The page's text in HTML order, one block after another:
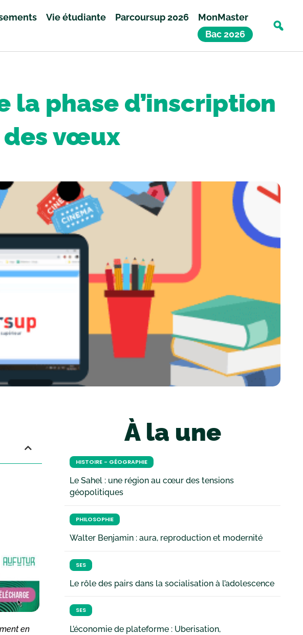
Vie étudiante Parcoursup 2026
MonMaster
Bac 2026
la phase d’inscription
vœux
en
À la une
HISTOIRE - GÉOGRAPHIE
Le Sahel : une région au cœur des tensions
géopolitiques
PHILOSOPHIE
Walter Benjamin : aura, reproduction et modernité
SES
Le rôle des pairs dans la socialisation à l’adolescence
SES
L’économie de plateforme : Uberisation,